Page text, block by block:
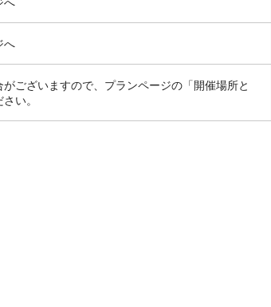
へ
ございますので、プランページの「開催場所と
い。